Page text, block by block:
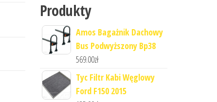
Produkty
Amos Bagażnik Dachowy
Bus Podwyższony Bp38
569.00zł
Tyc Filtr Kabi Węglowy
Ford F150 2015